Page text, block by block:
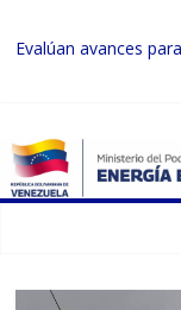
Evalúan avances
Inspeccionan
Gobierno Nacional
ante el fenómeno de
Termocarabobo